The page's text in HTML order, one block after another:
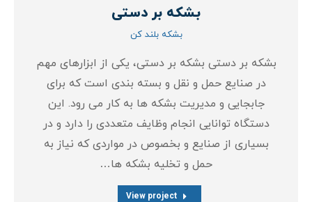
بشکه بر دستی
بشکه بلند کن
بشکه بر دستی بشکه بر دستی، یکی از ابزارهای مهم
در صنایع حمل و نقل و بسته‌ بندی است که برای
جابجایی و مدیریت بشکه‌ ها به کار می‌ رود. این
دستگاه توانایی انجام وظایف متعددی را دارد و در
بسیاری از صنایع و بخصوص در مواردی که نیاز به
حمل و تخلیه بشکه‌ ها…
View project